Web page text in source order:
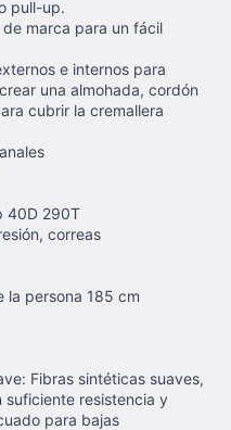
pull-up.
marca para un fácil
e internos para
una almohada, cordón
cubrir la cremallera
40D 290T
correas
la persona 185 cm
Fibras sintéticas suaves,
suficiente resistencia y
para bajas